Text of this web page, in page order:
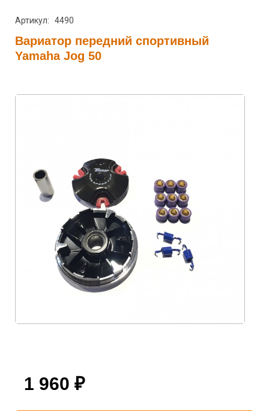
Артикул: 4490
Вариатор передний спортивный
Yamaha Jog 50
1 960 ₽